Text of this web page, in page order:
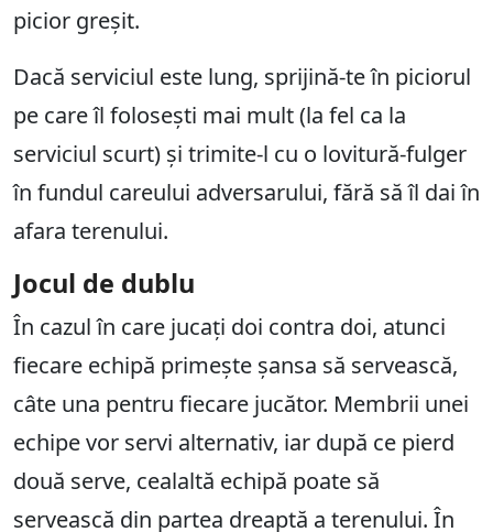
picior greșit.
Dacă serviciul este lung, sprijină-te în piciorul
pe care îl folosești mai mult (la fel ca la
serviciul scurt) și trimite-l cu o lovitură-fulger
în fundul careului adversarului, fără să îl dai în
afara terenului.
Jocul de dublu
În cazul în care jucați doi contra doi, atunci
fiecare echipă primește șansa să servească,
câte una pentru fiecare jucător. Membrii unei
echipe vor servi alternativ, iar după ce pierd
două serve, cealaltă echipă poate să
servească din partea dreaptă a terenului. În